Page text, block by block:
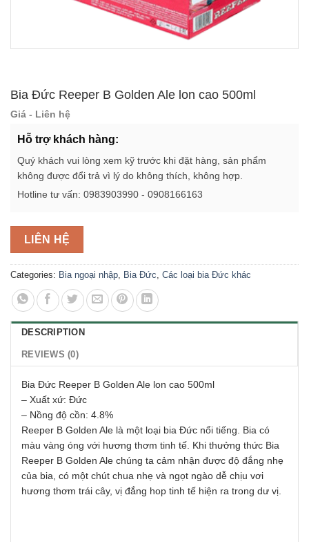
Bia Đức Reeper B Golden Ale lon cao 500ml
Giá - Liên hệ
Hỗ trợ khách hàng:
Quý khách vui lòng xem kỹ trước khi đặt hàng, sản phẩm
không được đổi trả vì lý do không thích, không hợp.
Hotline tư vấn: 0983903990 - 0908166163
LIÊN HỆ
Categories: Bia ngoại nhập Bia Đức Các loại bia Đức khác
DESCRIPTION
REVIEWS (0)
Bia Đức Reeper B Golden Ale lon cao 500ml
– Xuất xứ: Đức
– Nồng độ cồn: 4.8%
Reeper B Golden Ale là một loại bia Đức nổi tiếng. Bia có
màu vàng óng với hương thơm tinh tế. Khi thưởng thức Bia
Reeper B Golden Ale chúng ta cảm nhận được độ đắng nhẹ
của bia, có một chút chua nhẹ và ngọt ngào dễ chịu vơi
hương thơm trái cây, vị đắng hop tinh tế hiện ra trong dư vị.